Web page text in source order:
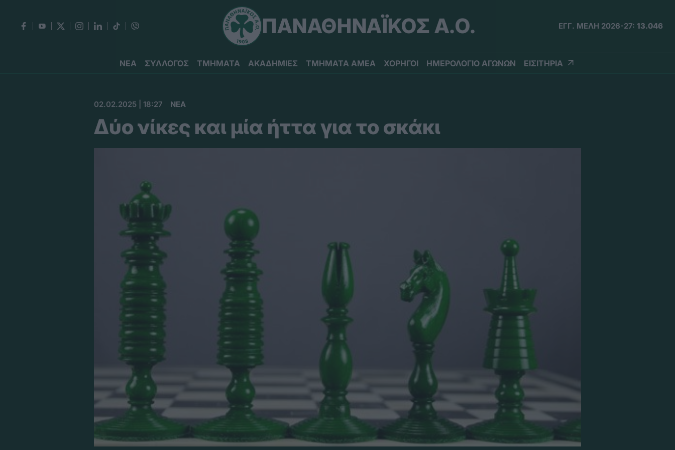
ΠΑΝΑΘΗΝΑΪΚΟΣ Α.Ο. ΕΓΓ. ΜΕΛΗ 2026-27: 13.046
ΝΕΑ ΣΥΛΛΟΓΟΣ ΤΜΗΜΑΤΑ ΑΚΑΔΗΜΙΕΣ ΤΜΗΜΑΤΑ ΑΜΕΑ ΧΟΡΗΓΟΙ ΗΜΕΡΟΛΟΓΙΟ ΑΓΩΝΩΝ ΕΙΣΙΤΗΡΙΑ
02.02.2025 | 18:27 ΝΕΑ
Δύο νίκες και μία ήττα για το σκάκι